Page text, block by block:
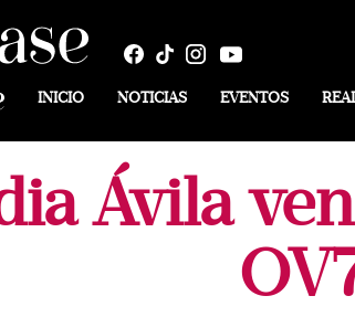
INICIO NOTICIAS EVENTOS
Ávila